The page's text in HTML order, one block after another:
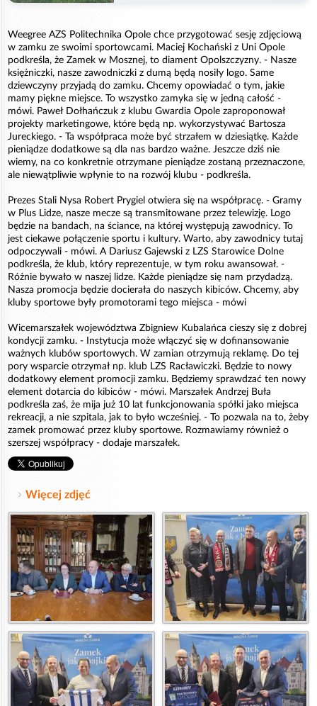
Weegree AZS Politechnika Opole chce przygotować sesję zdjęciową
w zamku ze swoimi sportowcami. Maciej Kochański z Uni Opole
podkreśla, że Zamek w Mosznej, to diament Opolszczyzny. - Nasze
księżniczki, nasze zawodniczki z dumą będą nosiły logo. Same
dziewczyny przyjadą do zamku. Chcemy opowiadać o tym, jakie
mamy piękne miejsce. To wszystko zamyka się w jedną całość -
mówi. Paweł Dołhańczuk z klubu Gwardia Opole zaproponował
projekty marketingowe, które będą np. wykorzystywać Bartosza
Jureckiego. - Ta współpraca może być strzałem w dziesiątkę. Każde
pieniądze dodatkowe są dla nas bardzo ważne. Jeszcze dziś nie
wiemy, na co konkretnie otrzymane pieniądze zostaną przeznaczone,
ale niewątpliwie wpłynie to na rozwój klubu - podkreśla.
Prezes Stali Nysa Robert Prygiel otwiera się na współpracę. - Gramy
w Plus Lidze, nasze mecze są transmitowane przez telewizję. Logo
będzie na bandach, na ściance, na której występują zawodnicy. To
jest ciekawe połączenie sportu i kultury. Warto, aby zawodnicy tutaj
odpoczywali - mówi. A Dariusz Gajewski z LZS Starowice Dolne
podkreśla, że klub, który reprezentuje, w tym roku awansował. -
Różnie bywało w naszej lidze. Każde pieniądze się nam przydadzą.
Nasza promocja będzie docierała do naszych kibiców. Chcemy, aby
kluby sportowe były promotorami tego miejsca - mówi
Wicemarszałek województwa Zbigniew Kubalańca cieszy się z dobrej
kondycji zamku. - Instytucja może włączyć się w dofinansowanie
ważnych klubów sportowych. W zamian otrzymują reklamę. Do tej
pory wsparcie otrzymał np. klub LZS Racławiczki. Będzie to nowy
dodatkowy element promocji zamku. Będziemy sprawdzać ten nowy
element dotarcia do kibiców - mówi. Marszałek Andrzej Buła
podkreśla zaś, że mija już 10 lat funkcjonowania spółki jako miejsca
rekreacji, a nie szpitala, jak to było wcześniej. - To pozwala na to, żeby
zamek promować przez kluby sportowe. Rozmawiamy również o
szerszej współpracy - dodaje marszałek.
Więcej zdjęć